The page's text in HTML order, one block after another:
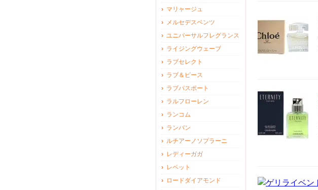
マリャージュ
メルセデスベンツ
ユニバーサルフレグランス
ライジングウェーブ
ラブセレクト
ラブ＆ピース
ラブパスポート
ラルフローレン
ランコム
ランバン
ルチアーノソプラーニ
レディーガガ
レペット
ロードダイアモンド